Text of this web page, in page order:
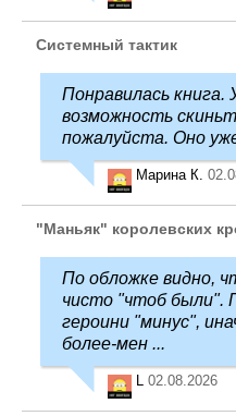
Системный тактик
Понравилась книга.
возможность
пожалуйста. Оно
Марина К.
"Маньяк" королевских
По обложке видно,
чисто "чтоб были".
героини "минус",
более-мен ...
02.08.2026